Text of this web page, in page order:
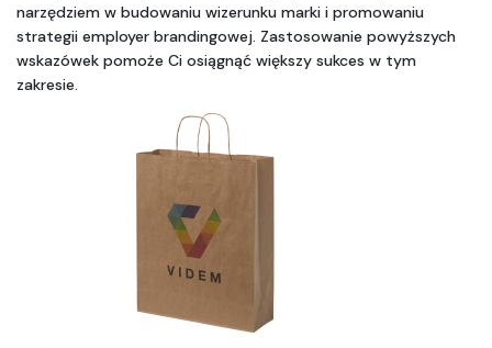
narzędziem w budowaniu wizerunku marki i promowaniu
strategii employer brandingowej. Zastosowanie powyższych
wskazówek pomoże Ci osiągnąć większy sukces w tym
zakresie.